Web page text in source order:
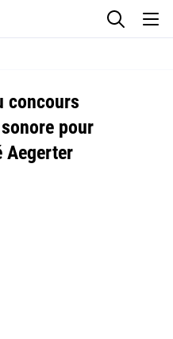
concours
pour
Aegerter